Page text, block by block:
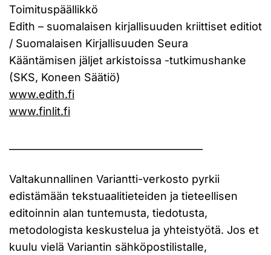
Toimituspäällikkö
Edith – suomalaisen kirjallisuuden kriittiset editiot
/ Suomalaisen Kirjallisuuden Seura
Kääntämisen jäljet arkistoissa -tutkimushanke
(SKS, Koneen Säätiö)
www.edith.fi
www.finlit.fi
Valtakunnallinen Variantti-verkosto pyrkii
edistämään tekstuaalitieteiden ja tieteellisen
editoinnin alan tuntemusta, tiedotusta,
metodologista keskustelua ja yhteistyötä. Jos et
kuulu vielä Variantin sähköpostilistalle,